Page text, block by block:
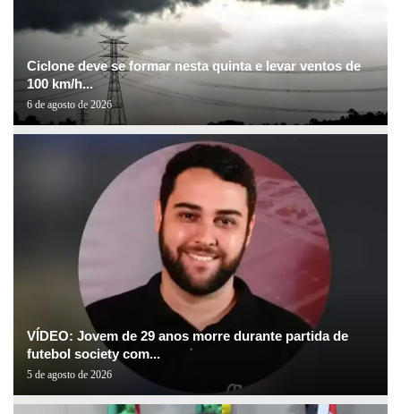
Ciclone deve se formar nesta quinta e levar ventos de
100 km/h...
6 de agosto de 2026
VÍDEO: Jovem de 29 anos morre durante partida de
futebol society com...
5 de agosto de 2026